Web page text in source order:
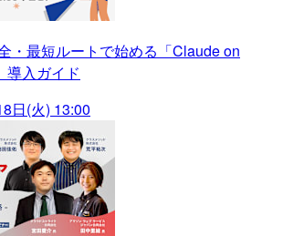
・最短ルートで始める「Claude on
導入ガイド
日(火) 13:00